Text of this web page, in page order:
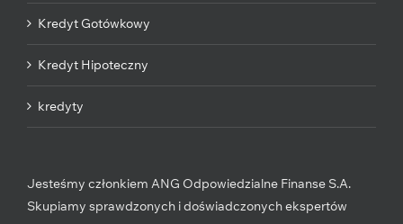
Kredyt Gotówkowy
Kredyt Hipoteczny
kredyty
Jesteśmy członkiem ANG Odpowiedzialne Finanse S.A.
Skupiamy sprawdzonych i doświadczonych ekspertów